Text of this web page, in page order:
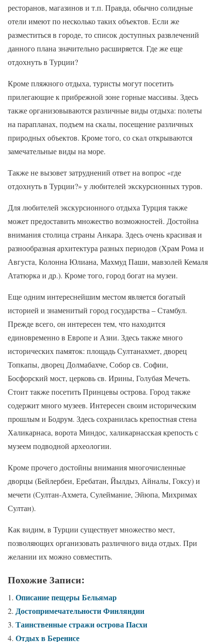
ресторанов, магазинов и т.п. Правда, обычно солидные
отели имеют по несколько таких объектов. Если же
разместиться в городе, то список доступных развлечений
данного плана значительно расширяется. Где же еще
отдохнуть в Турции?
Кроме пляжного отдыха, туристы могут посетить
прилегающие к прибрежной зоне горные массивы. Здесь
также организовываются различные виды отдыха: полеты
на парапланах, подъем на скалы, посещение различных
природных объектов. Кроме того, со скал открываются
замечательные виды на море.
Также не вызовет затруднений ответ на вопрос «где
отдохнуть в Турции?» у любителей экскурсионных туров.
Для любителей экскурсионного отдыха Турция также
может предоставить множество возможностей. Достойна
внимания столица страны Анкара. Здесь очень красивая и
разнообразная архитектура разных периодов (Храм Рома и
Августа, Колонна Юлиана, Махмуд Паши, мавзолей Кемаля
Ататюрка и др.). Кроме того, город богат на музеи.
Еще одним интереснейшим местом является богатый
историей и знаменитый город государства – Стамбул.
Прежде всего, он интересен тем, что находится
единовременно в Европе и Азии. Здесь также много
исторических памяток: площадь Султанахмет, дворец
Топкапы, дворец Долмабахче, Собор св. Софии,
Босфорский мост, церковь св. Ирины, Голубая Мечеть.
Стоит также посетить Принцевы острова. Город также
содержит много музеев. Интересен своим историческим
прошлым и Бодрум. Здесь сохранилась крепостная стена
Халикарнаса, ворота Миндос, халикарнасская крепость с
музеем подводной археологии.
Кроме прочего достойны внимания многочисленные
дворцы (Бейлербеи, Еребатан, Йылдыз, Айналы, Гоксу) и
мечети (Султан-Ахмета, Сулеймание, Эйюпа, Михримах
Султан).
Как видим, в Турции существует множество мест,
позволяющих организовать различного вида отдых. При
желании их можно совместить.
Похожие Записи:
Описание пещеры Бельямар
Достопримечательности Финляндии
Таинственные стражи острова Пасхи
Отдых в Беренисе